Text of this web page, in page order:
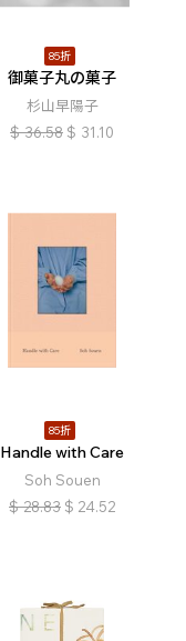
85折
御菓子丸の菓子
杉山早陽子
$ 36.58 $ 31.10
85折
Handle with Care
Soh Souen
$ 28.83 $ 24.52